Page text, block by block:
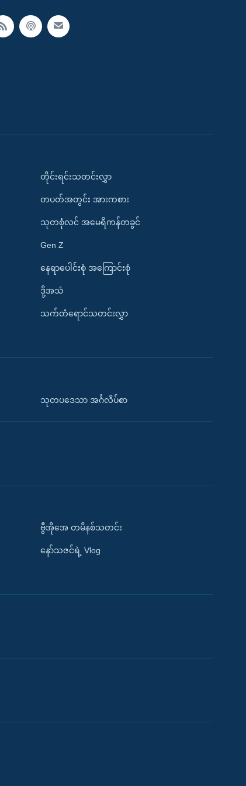
တိုင်းရင်းသတင်းလွှာ
တပတ်အတွင်း အားကစား
သုတစုံလင် အမေရိကန်တခွင်
Gen Z
နေရာပေါင်းစုံ အကြောင်းစုံ
ဒို့အသံ
သက်တံရောင်သတင်းလွှာ
သုတပဒေသာ အင်္ဂလိပ်စာ
ဗွီအိုအေ တမိနစ်သတင်း
နော်သဇင်ရဲ့ Vlog